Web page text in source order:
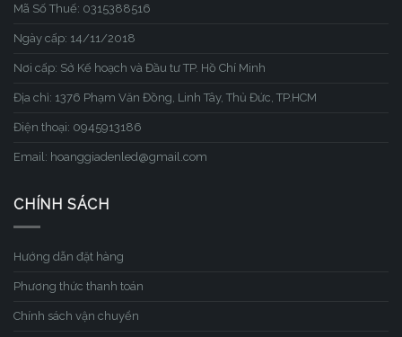
Mã Số Thuế: 0315388516
Ngày cấp: 14/11/2018
Nơi cấp: Sở Kế hoạch và Đầu tư TP. Hồ Chí Minh
Địa chỉ: 1376 Phạm Văn Đồng, Linh Tây, Thủ Đức, TP.HCM
Điện thoại: 0945913186
Email: hoanggiadenled@gmail.com
CHÍNH SÁCH
Hướng dẫn đặt hàng
Phương thức thanh toán
Chính sách vận chuyển